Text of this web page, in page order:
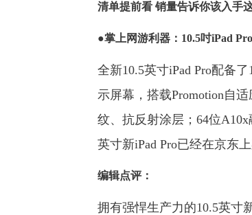
清单提前看 销量告诉你该入手
●掌上网游利器： 10.5吋iPad Pro
全新10.5英寸iPad Pro配备
示屏幕，搭载Promotion自
纹、抗反射涂层；64位
英寸新iPad Pro已经在京东
编辑点评：
拥有强悍生产力的10.5英寸